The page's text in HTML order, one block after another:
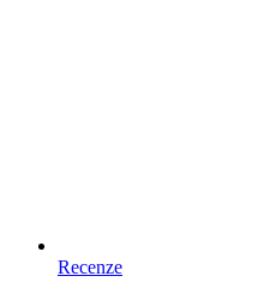
Recenze